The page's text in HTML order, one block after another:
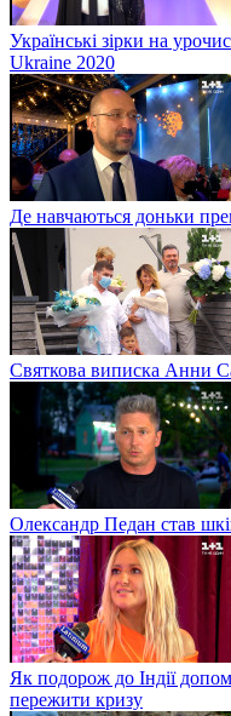
Українські зірки на
Ukraine 2020
Де навчаються доньки
Святкова виписка Анни
Олександр Педан став
Як подорож до Індії
пережити кризу